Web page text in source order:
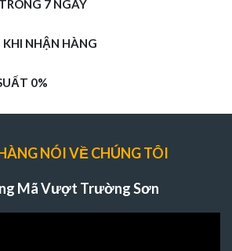
7 NGÀY
NHẬN HÀNG
0%
NÓI VỀ CHÚNG TÔI
Mã Vượt Trường Sơn